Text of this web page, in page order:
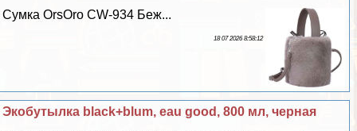
Сумка OrsOro CW-934 Беж...
18 07 2026 8:58:12
Экобутылка black+blum, eau good, 800 мл, черная